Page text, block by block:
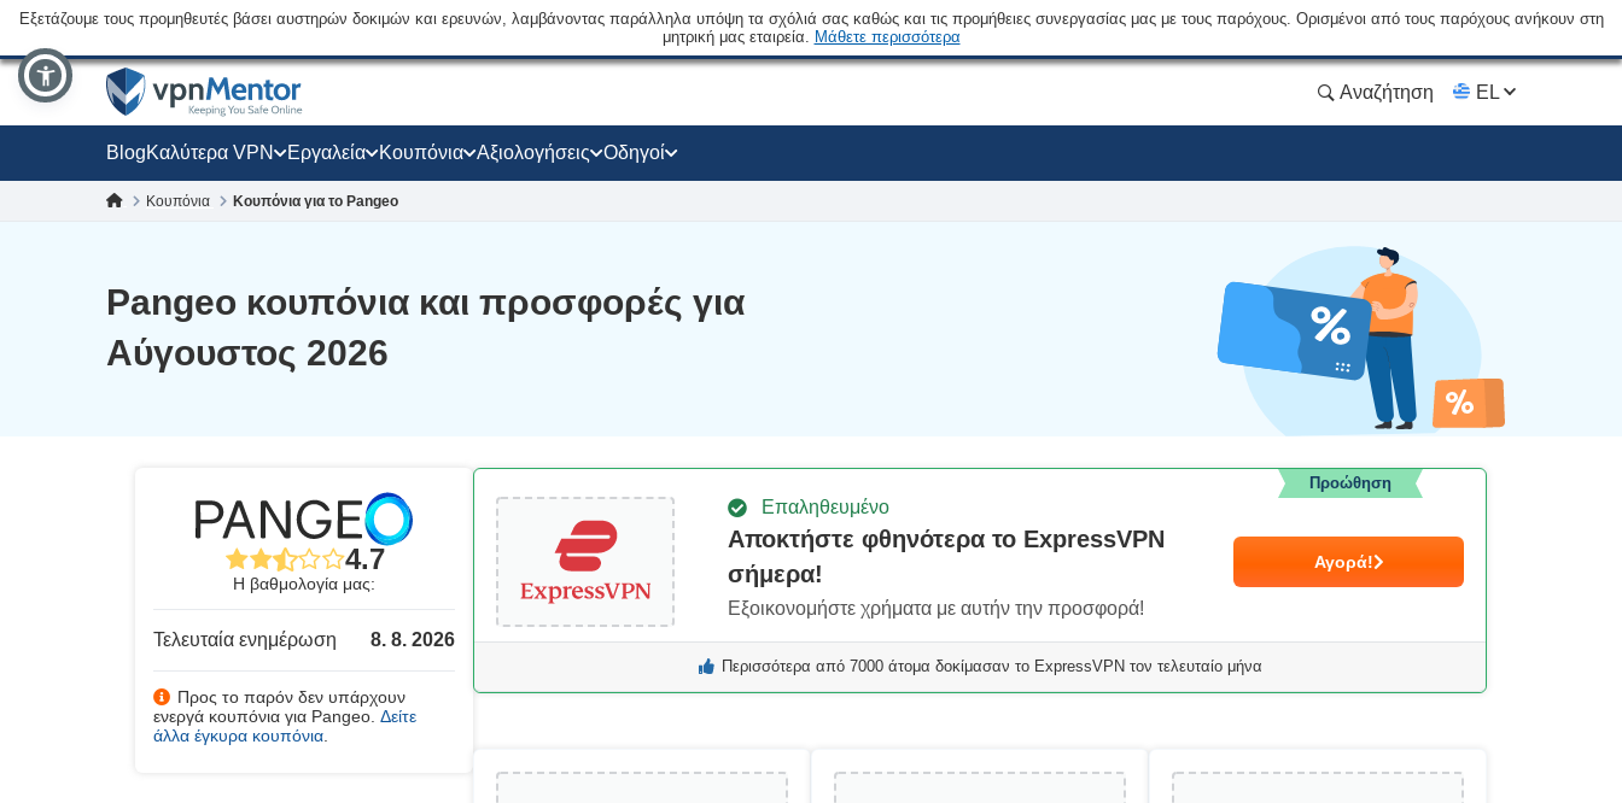
Εξετάζουμε τους προμηθευτές βάσει αυστηρών δοκιμών και ερευνών, λαμβάνοντας παράλληλα υπόψη τα σχόλιά σας καθώς και τις προμήθειες συνεργασίας μας με τους παρόχους. Ορισμένοι από τους παρόχους ανήκουν στη
μητρική μας εταιρεία. Μάθετε περισσότερα
Αναζήτηση EL
BlogΚαλύτερα VPN Εργαλεία Κουπόνια Αξιολογήσεις Οδηγοί
Κουπόνια Κουπόνια για το Pangeo
Pangeo κουπόνια και προσφορές για
Αύγουστος 2026
4.7
Η βαθμολογία μας:
Τελευταία ενημέρωση 8. 8. 2026
Προς το παρόν δεν υπάρχουν
ενεργά κουπόνια για Pangeo. Δείτε
άλλα έγκυρα κουπόνια
Επαληθευμένο
Αποκτήστε φθηνότερα το ExpressVPN
σήμερα!
Εξοικονομήστε χρήματα με αυτήν την προσφορά!
Αγορά!
Προώθηση
Περισσότερα από 7000 άτομα δοκίμασαν το ExpressVPN τον τελευταίο μήνα